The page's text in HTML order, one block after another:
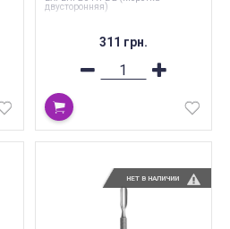
двусторонняя)
311 грн.
НЕТ В НАЛИЧИИ